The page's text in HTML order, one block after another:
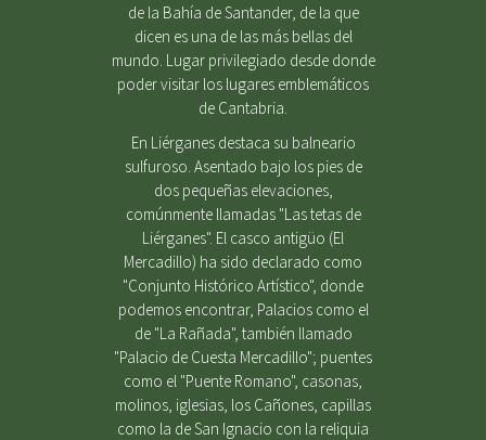
de la Bahía de Santander, de la que
dicen es una de las más bellas del
mundo. Lugar privilegiado desde donde
poder visitar los lugares emblemáticos
de Cantabria.
En Liérganes destaca su balneario
sulfuroso. Asentado bajo los pies de
dos pequeñas elevaciones,
comúnmente llamadas "Las tetas de
Liérganes". El casco antigüo (El
Mercadillo) ha sido declarado como
"Conjunto Histórico Artístico", donde
podemos encontrar, Palacios como el
de "La Rañada", también llamado
"Palacio de Cuesta Mercadillo"; puentes
como el "Puente Romano", casonas,
molinos, iglesias, los Cañones, capillas
como la de San Ignacio con la reliquia